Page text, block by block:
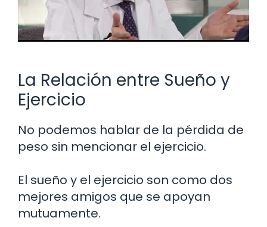
La Relación entre Sueño y
Ejercicio
No podemos hablar de la pérdida de
peso sin mencionar el ejercicio.
El sueño y el ejercicio son como dos
mejores amigos que se apoyan
mutuamente.